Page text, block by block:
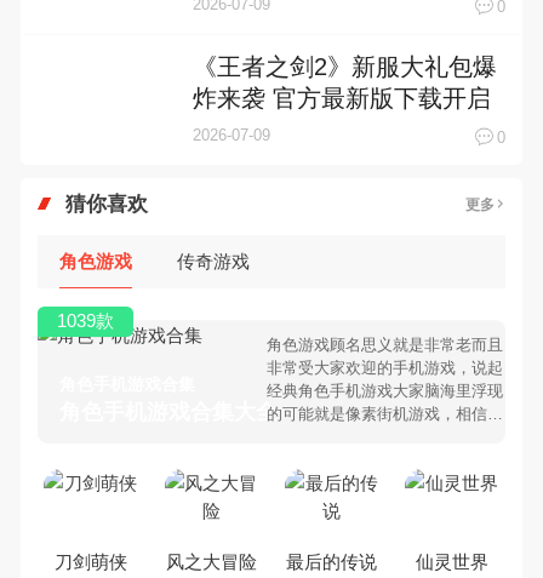
2026-07-09 0
《王者之剑2》新服大礼包爆
炸来袭 官方最新版下载开启
2026-07-09 0
猜你喜欢 更多
角色游戏 传奇游戏
角色手机游戏合集大全 >
角色游戏顾名思义就是非常老而且
非常受大家欢迎的手机游戏，说起
经典角色手机游戏大家脑海里浮现
的可能就是像素街机游戏，相信很
色手机游戏有哪些呢？游戏今天，
乐途下载站小编芒果味的怪咖给大
集，欢迎大家前来选择下载体验
1039款
刀剑萌侠 风之大冒险 最后的传说 仙灵世界